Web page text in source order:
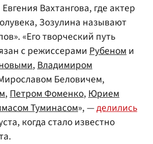
Вахтангова, где актер
Зозулина называют
«Его творческий путь
с режиссерами Рубеном и
, Владимиром
Беловичем,
, Петром Фоменко, Юрием
Туминасом», —делились
когда стало известно